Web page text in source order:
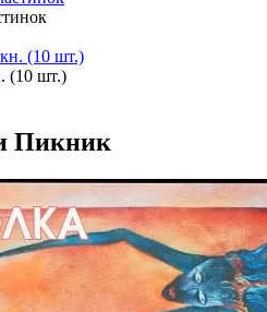
шт.)
Пикник